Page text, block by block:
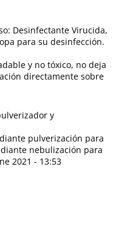
Desinfectante Virucida,
para su desinfección.
y no tóxico, no deja
directamente sobre
y
pulverización para
nebulización para
2021 - 13:53